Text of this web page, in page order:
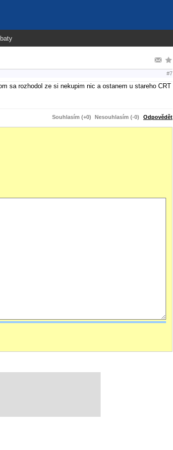
#7
sa rozhodol ze si nekupim nic a ostanem u stareho CRT
Souhlasím (+0) Nesouhlasím (-0) Odpovědět